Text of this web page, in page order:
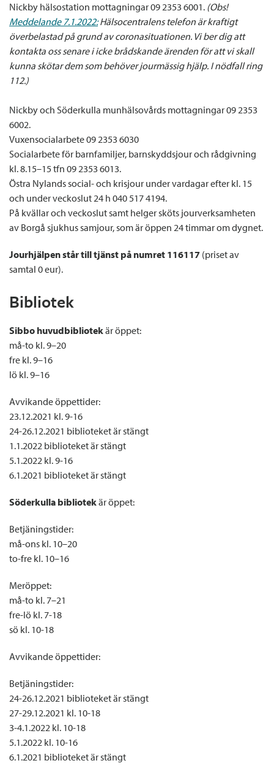
Nickby hälsostation mottagningar 09 2353 6001. (Obs!
Meddelande 7.1.2022:Hälsocentralens telefon är kraftigt
överbelastad på grund av coronasituationen. Vi ber dig att
kontakta oss senare i icke brådskande ärenden för att vi skall
kunna skötar dem som behöver jourmässig hjälp. I nödfall ring
112.)
Nickby och Söderkulla munhälsovårds mottagningar 09 2353
6002.
Vuxensocialarbete 09 2353 6030
Socialarbete för barnfamiljer, barnskyddsjour och rådgivning
kl. 8.15–15 tfn 09 2353 6013.
Östra Nylands social- och krisjour under vardagar efter kl. 15
och under veckoslut 24 h 040 517 4194.
På kvällar och veckoslut samt helger sköts jourverksamheten
av Borgå sjukhus samjour, som är öppen 24 timmar om dygnet.
Jourhjälpen står till tjänst på numret 116117 (priset av
samtal 0 eur).
Bibliotek
Sibbo huvudbibliotekär öppet:
må-to kl. 9–20
fre kl. 9–16
lö kl. 9–16
Avvikande öppettider:
23.12.2021 kl. 9-16
24-26.12.2021 biblioteket är stängt
1.1.2022 biblioteket är stängt
5.1.2022 kl. 9-16
6.1.2021 biblioteket är stängt
Söderkulla bibliotekär öppet:
Betjäningstider:
må-ons kl. 10–20
to-fre kl. 10–16
Meröppet:
må-to kl. 7–21
fre-lö kl. 7-18
sö kl. 10-18
Avvikande öppettider:
Betjäningstider:
24-26.12.2021 biblioteket är stängt
27-29.12.2021 kl. 10-18
3-4.1.2022 kl. 10-18
5.1.2022 kl. 10-16
6.1.2021 biblioteket är stängt